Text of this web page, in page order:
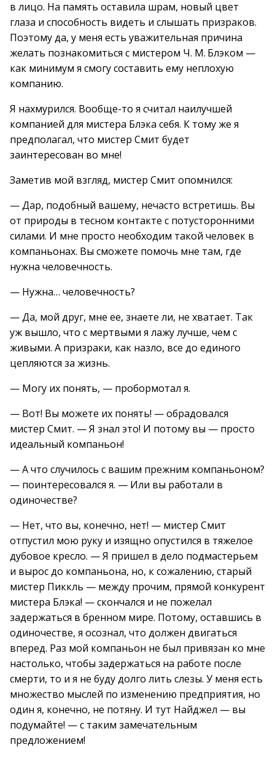
в лицо. На память оставила шрам, новый цвет
глаза и способность видеть и слышать призраков.
Поэтому да, у меня есть уважительная причина
желать познакомиться с мистером Ч. М. Блэком —
как минимум я смогу составить ему неплохую
компанию.
Я нахмурился. Вообще-то я считал наилучшей
компанией для мистера Блэка себя. К тому же я
предполагал, что мистер Смит будет
заинтересован во мне!
Заметив мой взгляд, мистер Смит опомнился:
— Дар, подобный вашему, нечасто встретишь. Вы
от природы в тесном контакте с потусторонними
силами. И мне просто необходим такой человек в
компаньонах. Вы сможете помочь мне там, где
нужна человечность.
— Нужна… человечность?
— Да, мой друг, мне ее, знаете ли, не хватает. Так
уж вышло, что с мертвыми я лажу лучше, чем с
живыми. А призраки, как назло, все до единого
цепляются за жизнь.
— Могу их понять, — пробормотал я.
— Вот! Вы можете их понять! — обрадовался
мистер Смит. — Я знал это! И потому вы — просто
идеальный компаньон!
— А что случилось с вашим прежним компаньоном?
— поинтересовался я. — Или вы работали в
одиночестве?
— Нет, что вы, конечно, нет! — мистер Смит
отпустил мою руку и изящно опустился в тяжелое
дубовое кресло. — Я пришел в дело подмастерьем
и вырос до компаньона, но, к сожалению, старый
мистер Пиккль — между прочим, прямой конкурент
мистера Блэка! — скончался и не пожелал
задержаться в бренном мире. Потому, оставшись в
одиночестве, я осознал, что должен двигаться
вперед. Раз мой компаньон не был привязан ко мне
настолько, чтобы задержаться на работе после
смерти, то и я не буду долго лить слезы. У меня есть
множество мыслей по изменению предприятия, но
один я, конечно, не потяну. И тут Найджел — вы
подумайте! — с таким замечательным
предложением!